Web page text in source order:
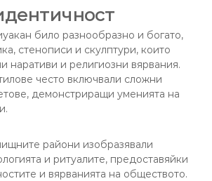
било разнообразно и богато,
стенописи и скулптури, които
наративи и религиозни вярвания.
често включвали сложни
демонстриращи уменията на
райони изобразявали
и ритуалите, предоставяйки
и вярванията на обществото.